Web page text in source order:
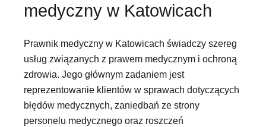
medyczny w Katowicach
Prawnik medyczny w Katowicach świadczy szereg
usług związanych z prawem medycznym i ochroną
zdrowia. Jego głównym zadaniem jest
reprezentowanie klientów w sprawach dotyczących
błędów medycznych, zaniedbań ze strony
personelu medycznego oraz roszczeń